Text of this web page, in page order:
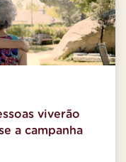
viverão
a campanha